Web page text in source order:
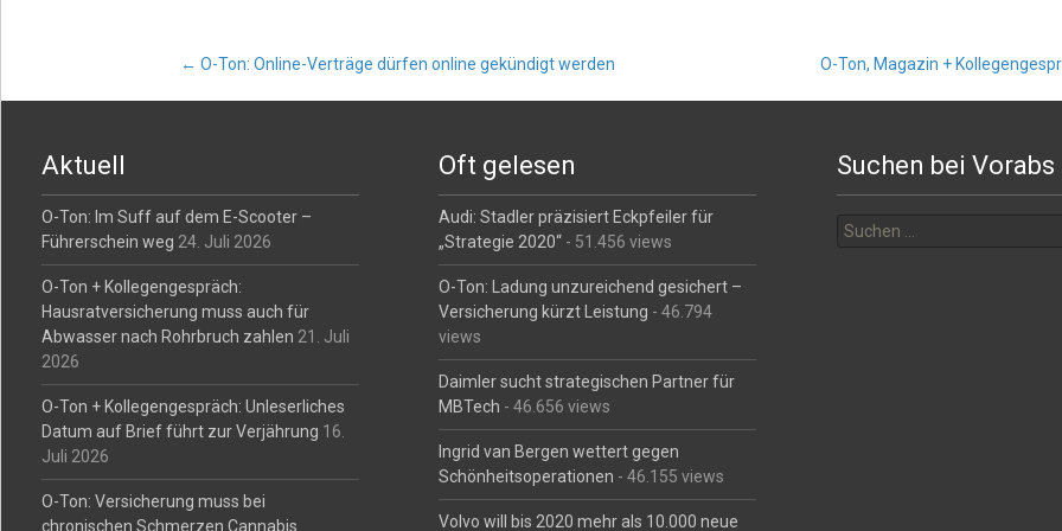
Post
navigation
← O-Ton: Online-Verträge dürfen online gekündigt werden O-Ton, Magazin +
Aktuell
O-Ton: Im Suff auf dem E-Scooter –
Führerschein weg 24. Juli 2026
O-Ton + Kollegengespräch:
Hausratversicherung muss auch für
Abwasser nach Rohrbruch zahlen 21. Juli
2026
O-Ton + Kollegengespräch: Unleserliches
Datum auf Brief führt zur Verjährung 16.
Juli 2026
O-Ton: Versicherung muss bei
chronischen Schmerzen Cannabis
Oft gelesen
Audi: Stadler präzisiert Eckpfeiler für
„Strategie 2020“ - 51.456 views
O-Ton: Ladung unzureichend gesichert –
Versicherung kürzt Leistung - 46.794
views
Daimler sucht strategischen Partner für
MBTech - 46.656 views
Ingrid van Bergen wettert gegen
Schönheitsoperationen - 46.155 views
Volvo will bis 2020 mehr als 10.000 neue
Suchen bei Vorabs
nach: